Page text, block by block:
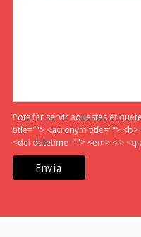
Pots fer servir aquestes
title=""> <acronym title="">
<del datetime=""> <em> <i> <q